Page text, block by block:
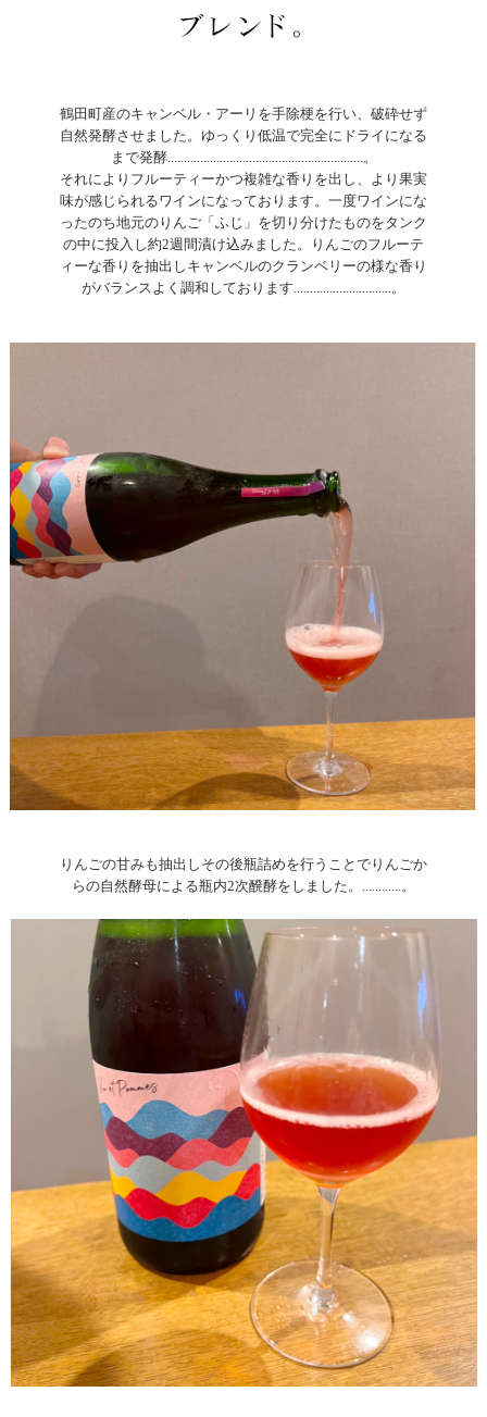
鶴田町産のキャンベル・アーリを手除梗を行い、破砕せず
自然発酵させました。ゆっくり低温で完全にドライになる
まで発酵............................................................。
それによりフルーティーかつ複雑な香りを出し、より果実
味が感じられるワインになっております。一度ワインにな
ったのち地元のりんご「ふじ」を切り分けたものをタンク
の中に投入し約2週間漬け込みました。りんごのフルーテ
ィーな香りを抽出しキャンベルのクランベリーの様な香り
がバランスよく調和しております..............................。
りんごの甘みも抽出しその後瓶詰めを行うことでりんごか
らの自然酵母による瓶内2次醗酵をしました。............。